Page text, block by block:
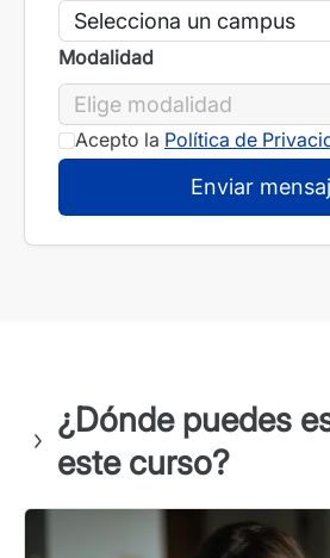
Modalidad
Acepto la Política de
¿Dónde puedes
este curso?